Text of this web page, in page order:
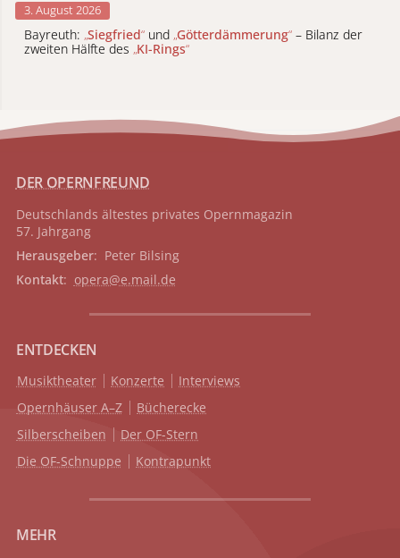
3. August 2026
Bayreuth: „Siegfried“ und „Götterdämmerung“ – Bilanz der
zweiten Hälfte des „KI-Rings“
DER OPERNFREUND
Deutschlands ältestes privates Opernmagazin
57. Jahrgang
Herausgeber: Peter Bilsing
Kontakt: opera@e.mail.de
ENTDECKEN
Musiktheater Konzerte
Interviews
Opernhäuser A–Z
Bücherecke
Silberscheiben
Der OF-Stern
Die OF-Schnuppe
Kontrapunkt
MEHR